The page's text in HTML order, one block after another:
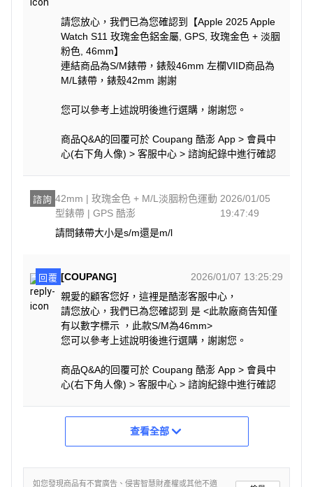
請您放心，我們已為您確認到【Apple 2025 Apple
Watch S11 玫瑰金色鋁金屬, GPS, 玫瑰金色 + 淡胭
粉色, 46mm】
連結商品為S/M錶帶，錶殼46mm 左欄VIID商品為
M/L錶帶，錶殼42mm 謝謝
您可以參考上述說明後進行選購，謝謝您。
商品Q&A的回覆可於 Coupang 酷澎 App > 會員中
心(右下角人像) > 客服中心 > 諮詢紀錄中進行確認
諮詢 42mm | 玫瑰金色 + M/L淡胭粉色運動
型錶帶 | GPS 酷澎
2026/01/05
19:47:49
請問錶帶大小是s/m還是m/l
回覆 [COUPANG]
2026/01/07 13:25:29
親愛的顧客您好，這裡是酷澎客服中心，
請您放心，我們已為您確認到 是 <此款廠商告知僅
有以數字標示 ，此款S/M為46mm>
您可以參考上述說明後進行選購，謝謝您。
商品Q&A的回覆可於 Coupang 酷澎 App > 會員中
心(右下角人像) > 客服中心 > 諮詢紀錄中進行確認
查看全部
如您發現商品有不實廣告、侵害智慧財產權或其他不適